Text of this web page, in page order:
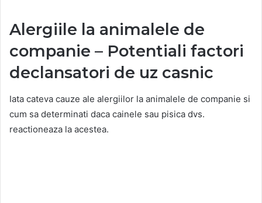
Alergiile la animalele de
companie – Potentiali factori
declansatori de uz casnic
Iata cateva cauze ale alergiilor la animalele de companie si
cum sa determinati daca cainele sau pisica dvs.
reactioneaza la acestea.